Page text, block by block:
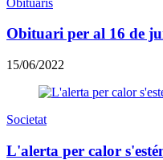
Obituari per al 16 de
15/06/2022
Societat
L'alerta per calor